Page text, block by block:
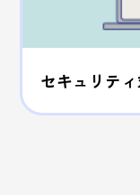
セキュリテ